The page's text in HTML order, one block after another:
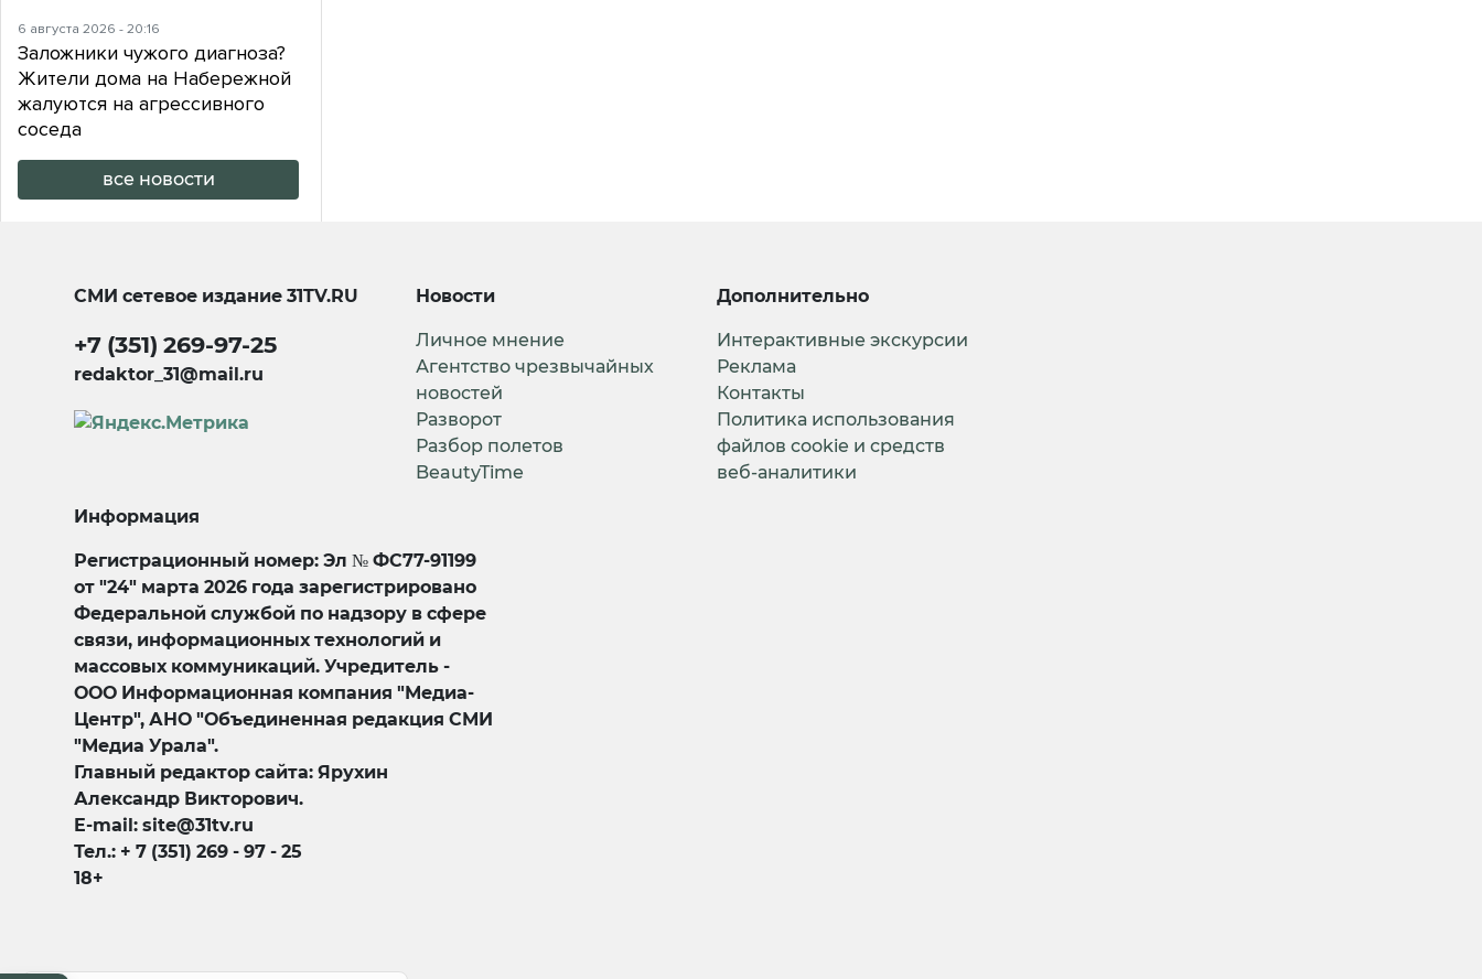
6 августа 2026 - 20:16
Заложники чужого диагноза?
Жители дома на Набережной
жалуются на агрессивного
соседа
все новости
СМИ сетевое издание31TV.RU
+7 (351) 269-97-25
redaktor_31@mail.ru
Новости
Личное мнение
Агентство чрезвычайных
новостей
Разворот
Разбор полетов
BeautyTime
Дополнительно
Интерактивные экскурсии
Реклама
Контакты
Политика использования
файлов cookie и средств
веб-аналитики
Информация
Регистрационный номер: Эл № ФС77-91199
от "24" марта 2026 года зарегистрировано
Федеральной службой по надзору в сфере
связи, информационных технологий и
массовых коммуникаций. Учредитель -
ООО Информационная компания "Медиа-
Центр", АНО "Объединенная редакция СМИ
"Медиа Урала".
Главный редактор сайта: Ярухин
Александр Викторович.
E-mail: site@31tv.ru
Тел.: + 7 (351) 269 - 97 - 25
18+